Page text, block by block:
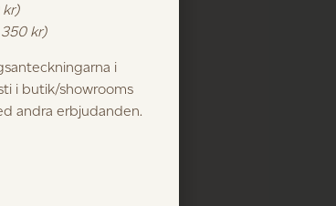
Ramstedt som
Ljugarn.
ett trettiotal hus på
kr)
kr)
i
i butik/showrooms
andra erbjudanden.